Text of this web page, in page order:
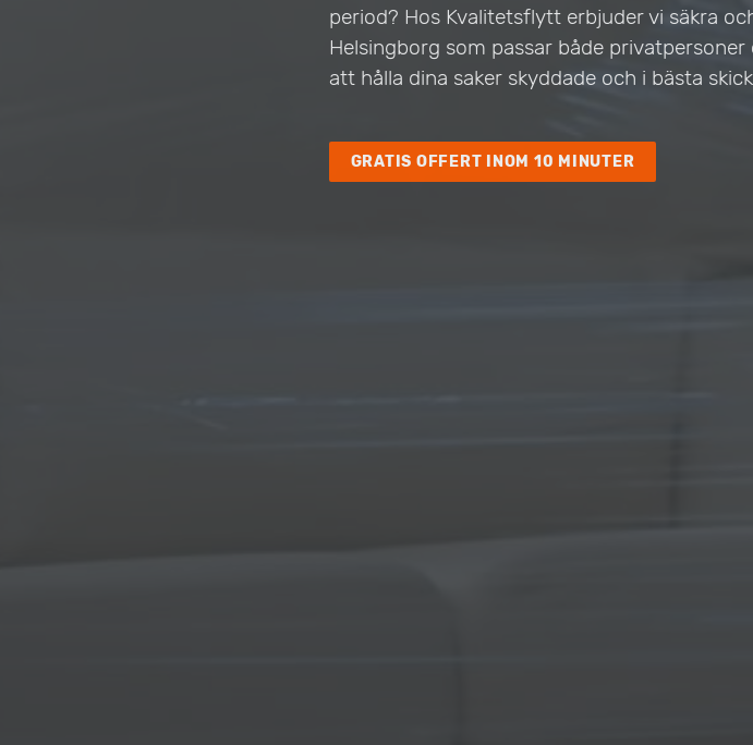
period? Hos Kvalitetsflytt erbjuder vi säkra
Helsingborg som passar både
att hålla dina saker skyddade och i bästa
GRATIS OFFERT INOM 10 MINUTER